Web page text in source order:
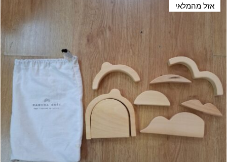
אזל מהמלאי